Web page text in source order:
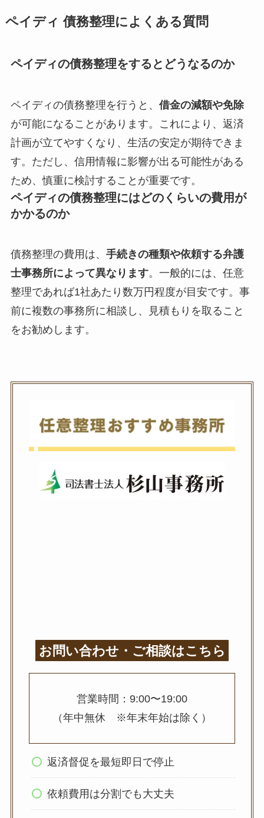
ペイディ 債務整理によくある質問
ペイディの債務整理をするとどうなるのか
ペイディの債務整理を行うと、 借金の減額や免除
が可能になることがあります。これにより、返済
計画が立てやすくなり、生活の安定が期待できま
す。ただし、信用情報に影響が出る可能性がある
ため、慎重に検討することが重要です。
ペイディの債務整理にはどのくらいの費用が
かかるのか
債務整理の費用は、 手続きの種類や依頼する弁護
士事務所によって異なります。一般的には、任意
整理であれば1社あたり数万円程度が目安です。事
前に複数の事務所に相談し、見積もりを取ること
をお勧めします。
お問い合わせ・ご相談はこちら
営業時間：9:00〜19:00
（年中無休 ※年末年始は除く）
返済督促を最短即日で停止
依頼費用は分割でも大丈夫